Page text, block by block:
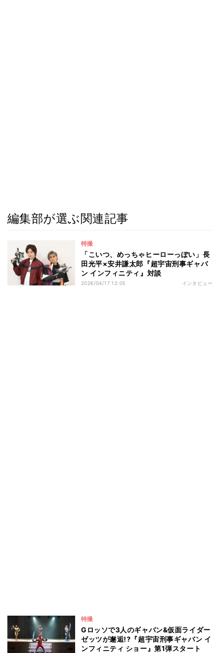
編集部が選ぶ関連記事
特撮
「こいつ、めっちゃヒーローっぽい」長
田光平×安井謙太郎『超宇宙刑事ギャバ
ン インフィニティ』対談
2026/04/17 12:05 インタビュー
特撮
Gロッソで3人のギャバン&仮面ライダー
ゼッツが邂逅!?『超宇宙刑事ギャバン イ
ンフィニティ ショー』第1弾スタート